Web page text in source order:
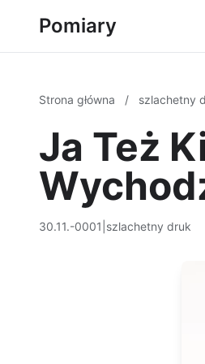
Pomiary
Strona główna / szlachetny
Ja Też
30.11.-0001 szlachetny druk